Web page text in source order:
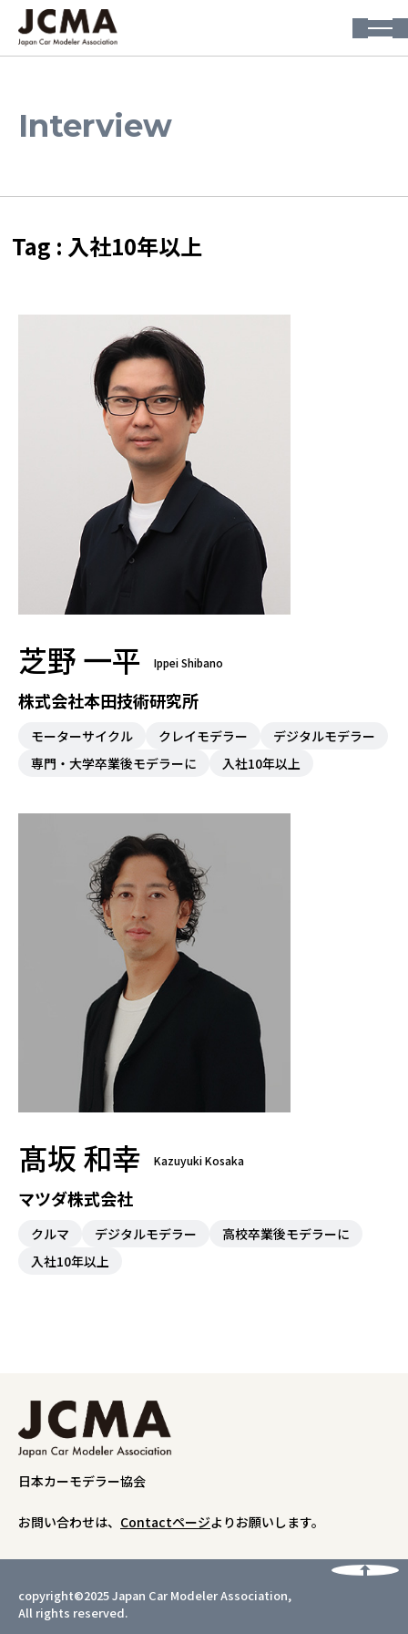
Interview
Tag : ⼊社10年以上
芝野 一平 Ippei Shibano
株式会社本田技術研究所
モーターサイクル クレイモデラー
デジタルモデラー
専門・大学卒業後モデラーに
⼊社10年以上
髙坂 和幸 Kazuyuki Kosaka
マツダ株式会社
クルマ デジタルモデラー
⾼校卒業後モデラーに
⼊社10年以上
日本カーモデラー協会
お問い合わせは、 Contactページよりお願いします。
copyright©2025 Japan Car Modeler Association,
All rights reserved.